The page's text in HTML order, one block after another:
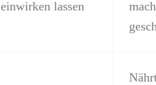
einwirken lassen